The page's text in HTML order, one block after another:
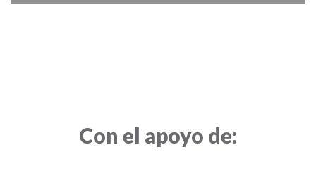
Con el apoyo de: